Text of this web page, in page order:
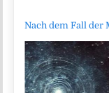
Nach dem Fall der